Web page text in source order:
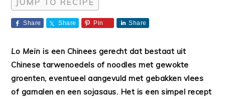
JUMP TO RECIPE
Share Share Pin Share
Lo Mein is een Chinees gerecht dat bestaat uit
Chinese tarwenoedels of noodles met gewokte
groenten, eventueel aangevuld met gebakken vlees
of garnalen en een sojasaus. Het is een simpel recept